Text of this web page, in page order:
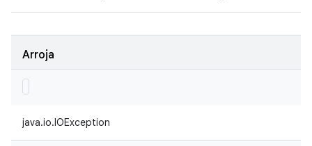
Arroja
java.io.IOException